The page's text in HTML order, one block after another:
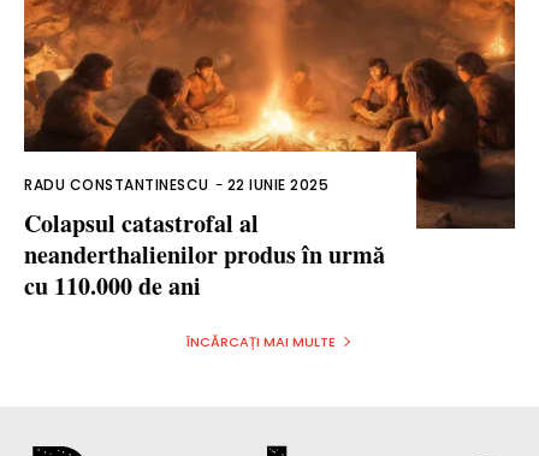
RADU CONSTANTINESCU - 22 IUNIE 2025
Colapsul catastrofal al
neanderthalienilor produs în urmă
cu 110.000 de ani
ÎNCĂRCAȚI MAI MULTE